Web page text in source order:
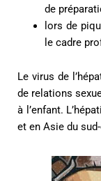
de
lors de
le cadre
Le virus de
de relations
à l’enfant.
et en Asie du